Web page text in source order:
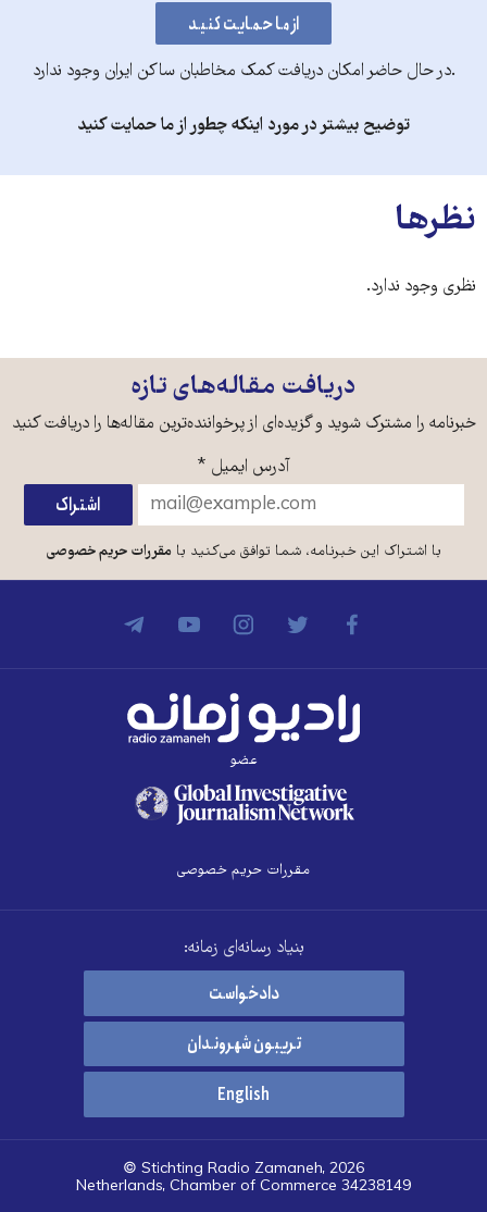
.در حال حاضر امکان دریافت کمک مخاطبان ساکن ایران وجود ندارد
توضیح بیشتر در مورد اینکه چطور از ما حمایت کنید
نظرها
نظری وجود ندارد.
دریافت مقاله‌های تازه
خبرنامه را مشترک شوید و گزیده‌ای از پرخواننده‌ترین مقاله‌ها را دریافت کنید
آدرس ایمیل *
با اشتراک این خبرنامه، شما توافق می‌کنید بامقررات حریم خصوصی
عضو
مقررات حریم خصوصی
بنیاد رسانه‌ای زمانه:
دادخواست
تریبون شهروندان
English
© Stichting Radio Zamaneh, 2026
Netherlands, Chamber of Commerce 34238149